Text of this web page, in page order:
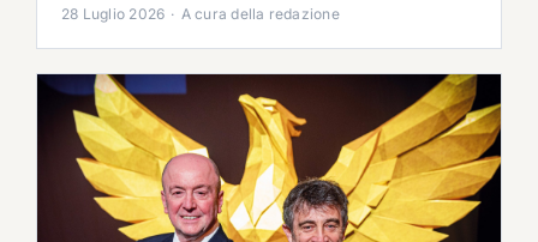
28 Luglio 2026 · A cura della redazione